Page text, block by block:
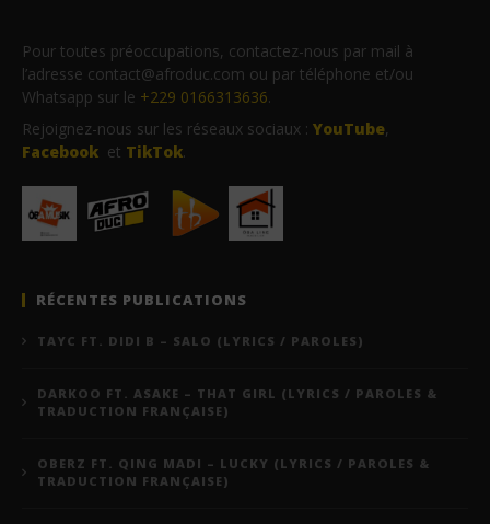
Pour toutes préoccupations, contactez-nous par mail à
l’adresse contact@afroduc.com ou par téléphone et/ou
Whatsapp sur le +229 0166313636.
Rejoignez-nous sur les réseaux sociaux : YouTube,
Facebook et TikTok.
RÉCENTES PUBLICATIONS
TAYC FT. DIDI B – SALO (LYRICS / PAROLES)
DARKOO FT. ASAKE – THAT GIRL (LYRICS / PAROLES &
TRADUCTION FRANÇAISE)
OBERZ FT. QING MADI – LUCKY (LYRICS / PAROLES &
TRADUCTION FRANÇAISE)